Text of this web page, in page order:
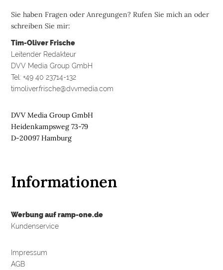
Sie haben Fragen oder Anregungen? Rufen Sie mich an oder
schreiben Sie mir:
Tim-Oliver Frische
Leitender Redakteur
DVV Media Group GmbH
Tel: +49 40 23714-132
timoliver.frische@dvvmedia.com
DVV Media Group GmbH
Heidenkampsweg 73-79
D-20097 Hamburg
Informationen
Werbung auf ramp-one.de
Kundenservice
Impressum
AGB